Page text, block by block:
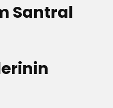
Santral